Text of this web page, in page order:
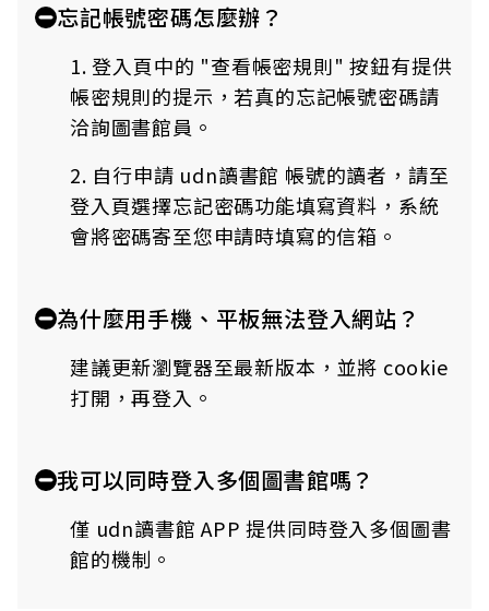
忘記帳號密碼怎麼辦？
1. 登入頁中的 "查看帳密規則" 按鈕有提供
帳密規則的提示，若真的忘記帳號密碼請
洽詢圖書館員。
2. 自行申請 udn讀書館 帳號的讀者，請至
登入頁選擇忘記密碼功能填寫資料，系統
會將密碼寄至您申請時填寫的信箱。
為什麼用手機、平板無法登入網站？
建議更新瀏覽器至最新版本，並將 cookie
打開，再登入。
我可以同時登入多個圖書館嗎？
僅 udn讀書館 APP 提供同時登入多個圖書
館的機制。